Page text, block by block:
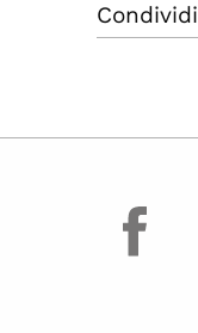
Condividi
facebook